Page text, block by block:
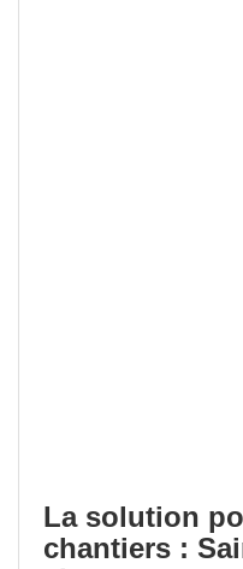
La solution
chantiers :